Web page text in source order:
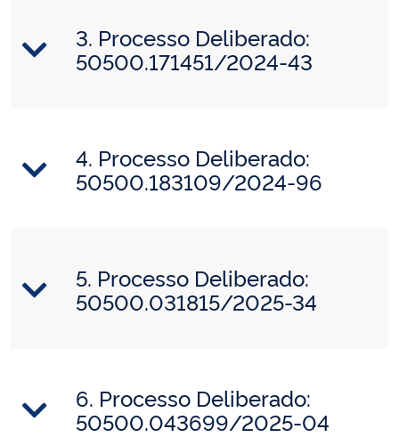
3. Processo Deliberado:
50500.171451/2024-43
4. Processo Deliberado:
50500.183109/2024-96
5. Processo Deliberado:
50500.031815/2025-34
6. Processo Deliberado:
50500.043699/2025-04